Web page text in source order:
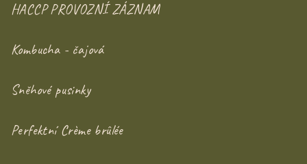
HACCP PROVOZNÍ ZÁZNAM
Kombucha - čajová
Sněhové pusinky
Perfektní Crème brûlée